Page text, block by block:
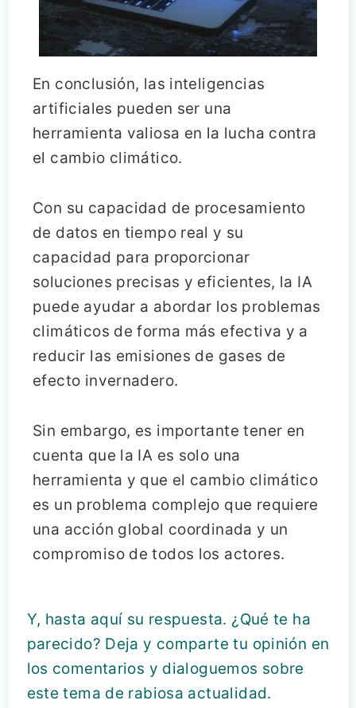
En conclusión, las inteligencias
artificiales pueden ser una
herramienta valiosa en la lucha contra
el cambio climático.
Con su capacidad de procesamiento
de datos en tiempo real y su
capacidad para proporcionar
soluciones precisas y eficientes, la IA
puede ayudar a abordar los problemas
climáticos de forma más efectiva y a
reducir las emisiones de gases de
efecto invernadero.
Sin embargo, es importante tener en
cuenta que la IA es solo una
herramienta y que el cambio climático
es un problema complejo que requiere
una acción global coordinada y un
compromiso de todos los actores.
Y, hasta aquí su respuesta. ¿Qué te ha
parecido? Deja y comparte tu opinión en
los comentarios y dialoguemos sobre
este tema de rabiosa actualidad.